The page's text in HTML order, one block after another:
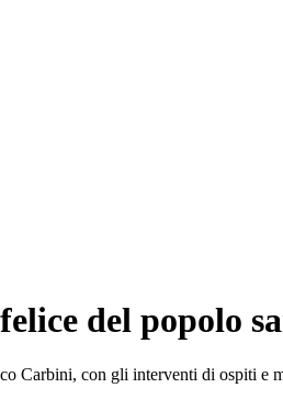
del popolo
Carbini, con gli interventi di ospiti e